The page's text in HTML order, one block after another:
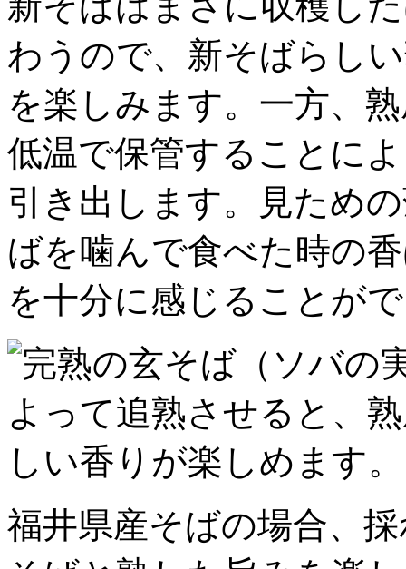
わうので、新そばらし
を楽しみます。一方、
低温で保管することに
引き出します。見ため
ばを噛んで食べた時の
を十分に感じることが
福井県産そばの場合、